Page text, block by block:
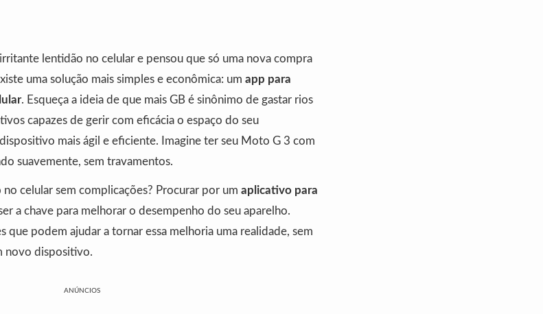
lentidão no celular e pensou que só uma nova compra
uma solução mais simples e econômica: um app para
. Esqueça a ideia de que mais GB é sinônimo de gastar rios
capazes de gerir com eficácia o espaço do seu
mais ágil e eficiente. Imagine ter seu Moto G 3 com
suavemente, sem travamentos.
celular sem complicações? Procurar por um aplicativo para
a chave para melhorar o desempenho do seu aparelho.
que podem ajudar a tornar essa melhoria uma realidade, sem
novo dispositivo.
ANÚNCIOS